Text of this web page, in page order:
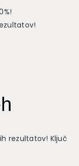
rezultatov! Ključ